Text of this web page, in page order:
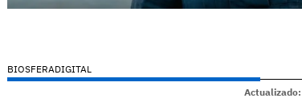
BIOSFERADIGITAL
Actualizado: